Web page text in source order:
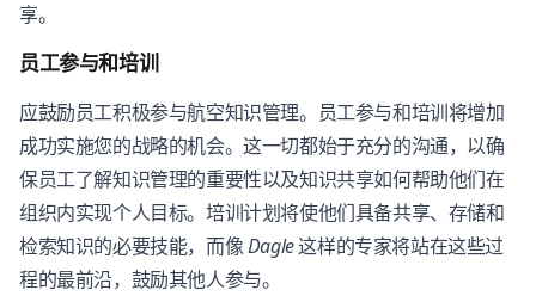
享。
员工参与和培训
应鼓励员工积极参与航空知识管理。员工参与和培训将增加
成功实施您的战略的机会。这一切都始于充分的沟通，以确
保员工了解知识管理的重要性以及知识共享如何帮助他们在
组织内实现个人目标。培训计划将使他们具备共享、存储和
检索知识的必要技能，而像Dagle这样的专家将站在这些过
程的最前沿，鼓励其他人参与。